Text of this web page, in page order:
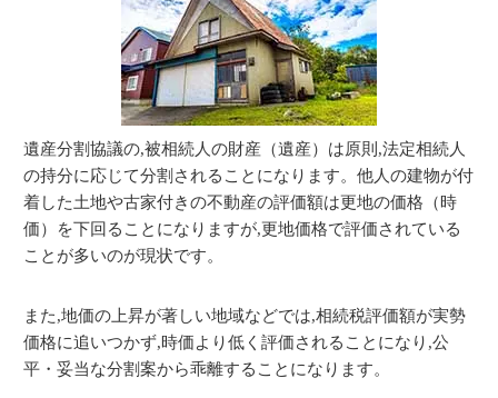
遺産分割協議の,被相続人の財産（遺産）は原則,法定相続人
の持分に応じて分割されることになります。他人の建物が付
着した土地や古家付きの不動産の評価額は更地の価格（時
価）を下回ることになりますが,更地価格で評価されている
ことが多いのが現状です。
また,地価の上昇が著しい地域などでは,相続税評価額が実勢
価格に追いつかず,時価より低く評価されることになり,公
平・妥当な分割案から乖離することになります。